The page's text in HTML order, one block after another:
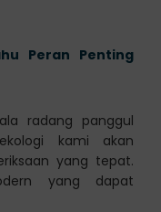
Peran Penting
radang panggul
kami akan
yang tepat.
yang dapat